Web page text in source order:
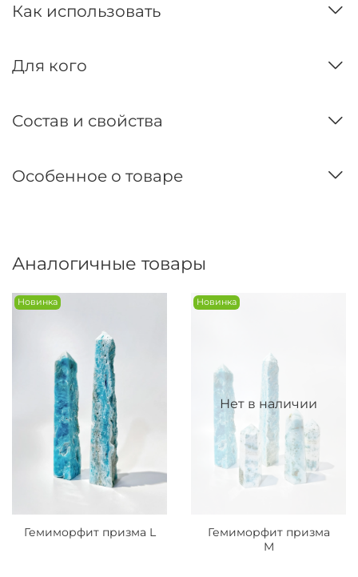
Как использовать
Для кого
Состав и свойства
Особенное о товаре
Аналогичные товары
Новинка
Гемиморфит призма L
Нет в наличии
Новинка
Гемиморфит призма
M